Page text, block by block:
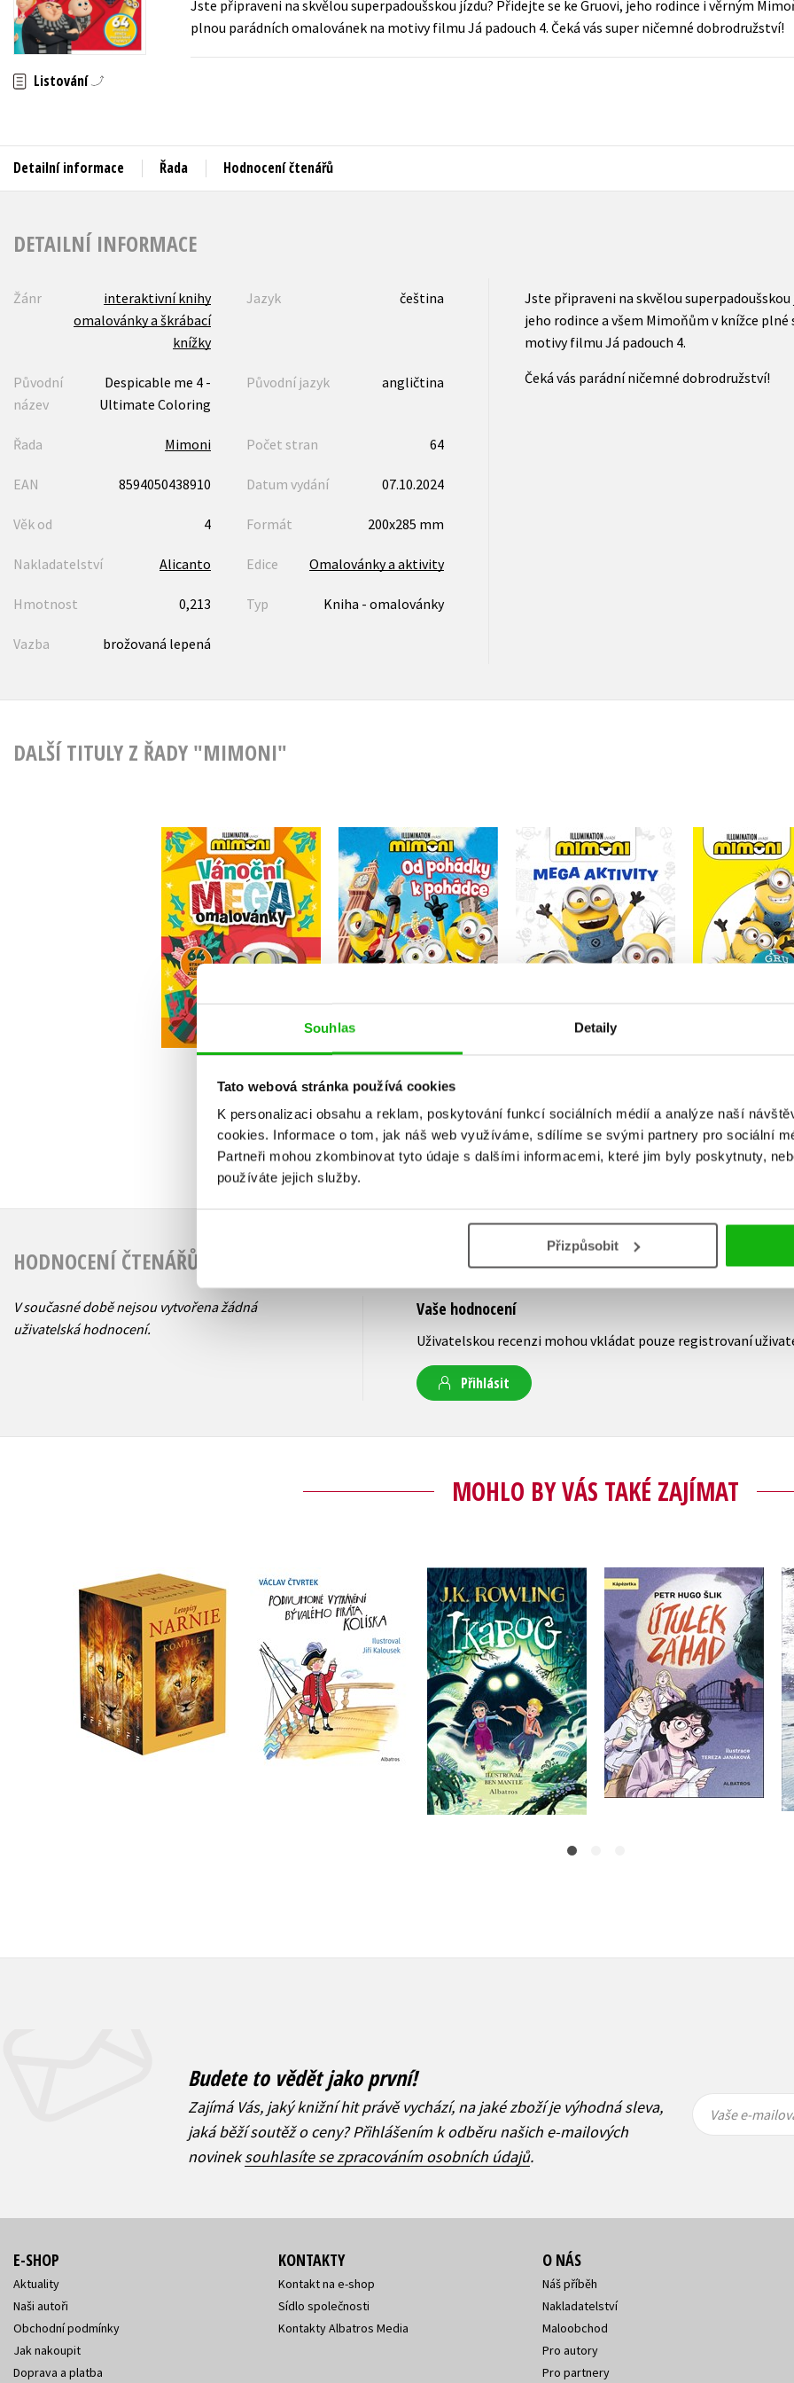
Souhlas Detaily
Tato webová stránka používá cookies
K personalizaci obsahu a reklam, poskytování funkcí sociálních médií a analýze naší
cookies. Informace o tom, jak náš web využíváme, sdílíme se svými partnery pro sociální
Partneři mohou zkombinovat tyto údaje s dalšími informacemi, které jim byly poskytnuty,
používáte jejich služby.
Přizpůsobit
Auto - moto
Beletrie pro děti
Beletrie pro dospělé
Jazyky
Populárně - naučná pro dospělé
Populárně - naučné pro děti
Young adult (SK)
Všechny tituly
Listování
Jste připraveni na skvělou superpadoušskou jízdu? Přidejte se ke Gruovi, jeho rodince i věrným
plnou parádních omalovánek na motivy filmu Já padouch 4. Čeká vás super ničemné dobrodružství!
Detailní informace Řada Hodnocení čtenářů
DETAILNÍ INFORMACE
Žánr
interaktivní knihy
omalovánky a škrábací
knížky
Jazyk čeština
Původní
název
Despicable me 4 -
Ultimate Coloring
Původní jazyk angličtina
Řada Mimoni Počet stran 64
EAN 8594050438910 Datum vydání 07.10.2024
Věk od 4 Formát 200x285 mm
Nakladatelství Alicanto Edice Omalovánky a aktivity
Hmotnost 0,213 Typ Kniha - omalovánky
Vazba brožovaná lepená
Jste připraveni na skvělou superpadoušskou
jeho rodince a všem Mimoňům v knížce
motivy filmu Já padouch 4.
Čeká vás parádní ničemné dobrodružství!
DALŠÍ TITULY Z ŘADY "MIMONI"
Mimoni - Vánoční
mega omalovánky
Kolektiv
Od pohádky k pohádce
– Mimoni
Kolektiv
199 Kč
159 Kč
Mimoni - Mega
aktivity
Kolektiv
Mimoni -
HODNOCENÍ ČTENÁŘŮ
V současné době nejsou vytvořena žádná
uživatelská hodnocení.
Vaše hodnocení
Uživatelskou recenzi mohou vkládat pouze registrovaní
Přihlásit
MOHLO BY VÁS TAKÉ ZAJÍMAT
NARNIE – komplet
1.-7.díl – box
C. S. Lewis
Do košíku
Podivuhodné vyprávění
bývalého piráta
Kolíska
Václav Čtvrtek
Do košíku
Ikabog s ilustracemi
Bena Mantla
J.K. Rowling
Do košíku
449 Kč
359 Kč
Útulek záhad
Petr Hugo Šlik
Do košíku
349 Kč
279 Kč
Budete to vědět jako první!
Zajímá Vás, jaký knižní hit právě vychází, na jaké zboží je výhodná sleva,
jaká běží soutěž o ceny? Přihlášením k odběru našich e-mailových
novineksouhlasíte se zpracováním osobních údajů.
mailová
mailová
Vaše e-
E-SHOP
Aktuality
Naši autoři
Obchodní podmínky
Jak nakoupit
Doprava a platba
KONTAKTY
Kontakt na e-shop
Sídlo společnosti
Kontakty Albatros Media
O NÁS
Náš příběh
Nakladatelství
Maloobchod
Pro autory
Pro partnery